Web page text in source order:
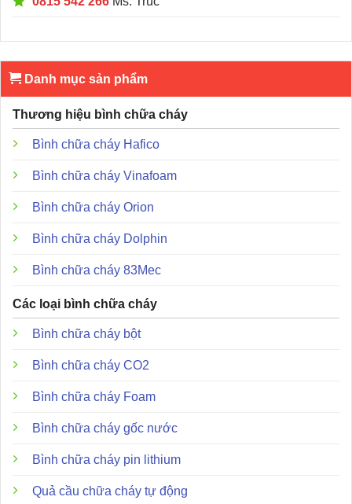
Danh mục sản phẩm
Thương hiệu bình chữa cháy
Bình chữa cháy Hafico
Bình chữa cháy Vinafoam
Bình chữa cháy Orion
Bình chữa cháy Dolphin
Bình chữa cháy 83Mec
Các loại bình chữa cháy
Bình chữa cháy bột
Bình chữa cháy CO2
Bình chữa cháy Foam
Bình chữa cháy gốc nước
Bình chữa cháy pin lithium
Quả cầu chữa cháy tự động